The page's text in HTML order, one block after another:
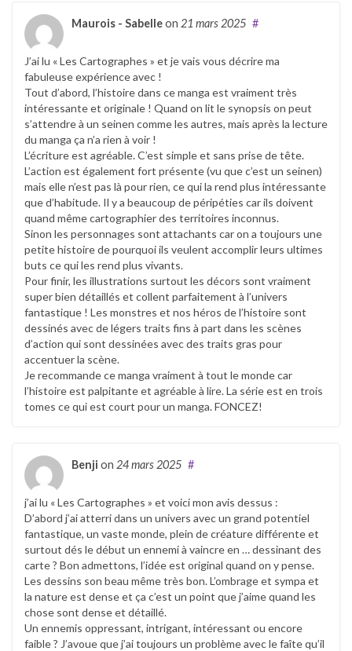
Maurois - Sabelleon 21 mars 2025 #
J’ai lu « Les Cartographes » et je vais vous décrire ma
fabuleuse expérience avec !
Tout d’abord, l’histoire dans ce manga est vraiment très
intéressante et originale ! Quand on lit le synopsis on peut
s’attendre à un seinen comme les autres, mais après la lecture
du manga ça n’a rien à voir !
L’écriture est agréable. C’est simple et sans prise de tête.
L’action est également fort présente (vu que c’est un seinen)
mais elle n’est pas là pour rien, ce qui la rend plus intéressante
que d’habitude. Il y a beaucoup de péripéties car ils doivent
quand même cartographier des territoires inconnus.
Sinon les personnages sont attachants car on a toujours une
petite histoire de pourquoi ils veulent accomplir leurs ultimes
buts ce qui les rend plus vivants.
Pour finir, les illustrations surtout les décors sont vraiment
super bien détaillés et collent parfaitement à l’univers
fantastique ! Les monstres et nos héros de l’histoire sont
dessinés avec de légers traits fins à part dans les scènes
d’action qui sont dessinées avec des traits gras pour
accentuer la scène.
Je recommande ce manga vraiment à tout le monde car
l’histoire est palpitante et agréable à lire. La série est en trois
tomes ce qui est court pour un manga. FONCEZ!
Benji on 24 mars 2025 #
j’ai lu « Les Cartographes » et voici mon avis dessus :
D’abord j’ai atterri dans un univers avec un grand potentiel
fantastique, un vaste monde, plein de créature différente et
surtout dés le début un ennemi à vaincre en … dessinant des
carte ? Bon admettons, l’idée est original quand on y pense.
Les dessins son beau même très bon. L’ombrage et sympa et
la nature est dense et ça c’est un point que j’aime quand les
chose sont dense et détaillé.
Un ennemis oppressant, intrigant, intéressant ou encore
faible ? J’avoue que j’ai toujours un problème avec le faîte qu’il